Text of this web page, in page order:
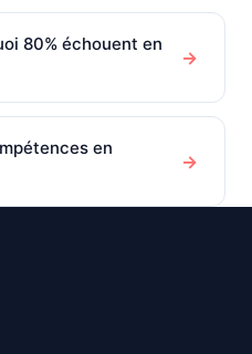
80% échouent en
→
en
→